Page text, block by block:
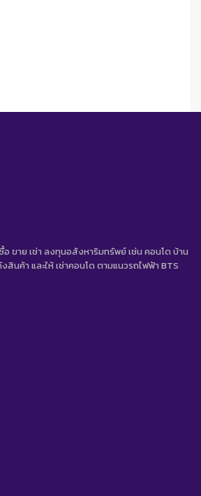
ขาย เช่า ลงทุนอสังหาริมทรัพย์ เช่น คอนโด บ้าน
นค้า และให้ เช่าคอนโด ตามแนวรถไฟฟ้า BTS